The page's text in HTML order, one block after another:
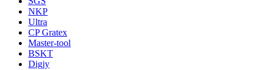
NKP
Ultra
CP Gratex
Master-tool
BSKT
Digjy